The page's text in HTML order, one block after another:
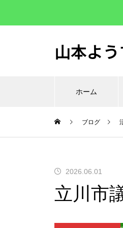
山本よ
ホーム
ブログ
2026.06.01
立川市